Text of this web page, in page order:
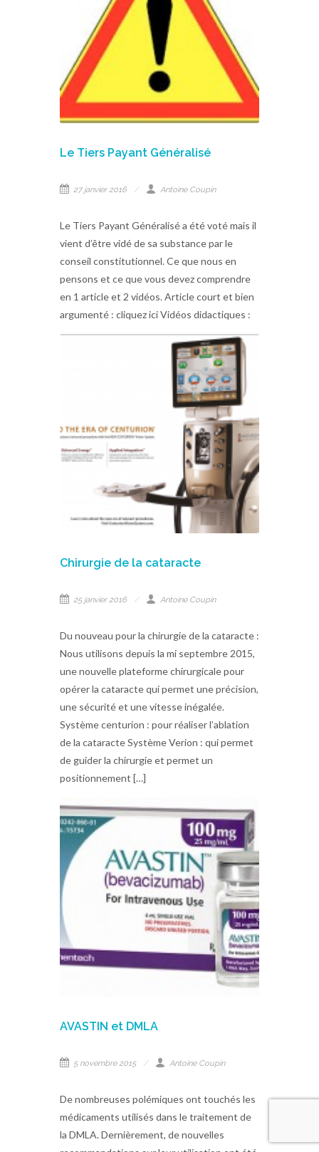
Le Tiers Payant Généralisé
27 janvier 2016 Antoine Coupin
Le Tiers Payant Généralisé a été voté mais il
vient d’être vidé de sa substance par le
conseil constitutionnel. Ce que nous en
pensons et ce que vous devez comprendre
en 1 article et 2 vidéos. Article court et bien
argumenté : cliquez ici Vidéos didactiques :
Chirurgie de la cataracte
25 janvier 2016 Antoine Coupin
Du nouveau pour la chirurgie de la cataracte :
Nous utilisons depuis la mi septembre 2015,
une nouvelle plateforme chirurgicale pour
opérer la cataracte qui permet une précision,
une sécurité et une vitesse inégalée.
Système centurion : pour réaliser l’ablation
de la cataracte Système Verion : qui permet
de guider la chirurgie et permet un
positionnement […]
AVASTIN et DMLA
5 novembre 2015 Antoine Coupin
De nombreuses polémiques ont touchés les
médicaments utilisés dans le traitement de
la DMLA. Dernièrement, de nouvelles